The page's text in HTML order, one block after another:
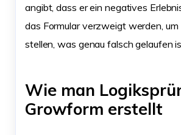
angibt, dass er ein negatives
das Formular verzweigt werden, um
stellen, was genau falsch gelaufen
Wie man
Growform erstellt